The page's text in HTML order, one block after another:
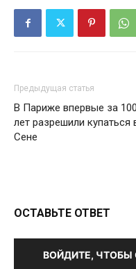
Предыдущая статья
В Париже впервые за 100
лет разрешили купаться
Сене
ОСТАВЬТЕ ОТВЕТ
ВОЙДИТЕ, ЧТОБЫ